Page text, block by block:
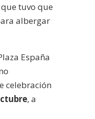
tuvo que
albergar
España
celebración
, a